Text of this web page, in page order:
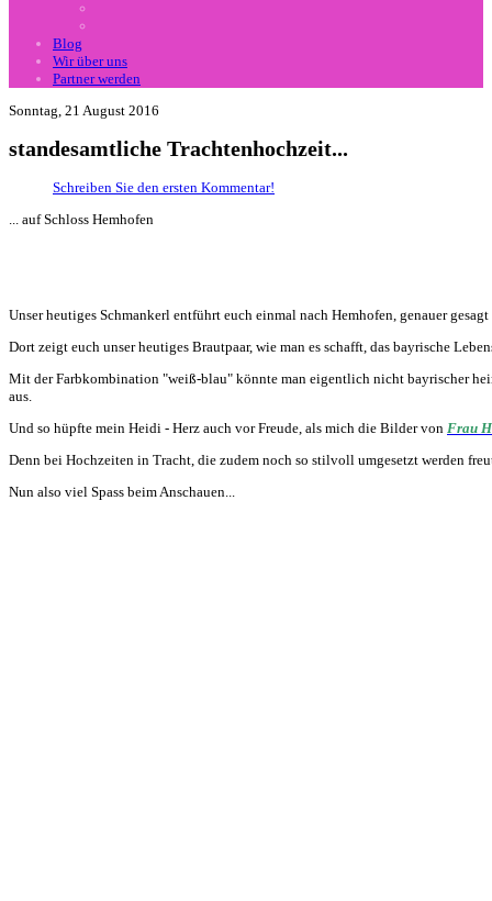
Blog
Wir über uns
Partner werden
Sonntag, 21 August 2016
standesamtliche Trachtenhochzeit...
Schreiben Sie den ersten Kommentar!
... auf Schloss Hemhofen
Unser heutiges Schmankerl entführt euch einmal nach Hemhofen, genauer
Dort zeigt euch unser heutiges Brautpaar, wie man es schafft, das bayrische
Mit der Farbkombination "weiß-blau" könnte man eigentlich nicht bayrischer
aus.
Und so hüpfte mein Heidi - Herz auch vor Freude, als mich die Bilder von Frau
Denn bei Hochzeiten in Tracht, die zudem noch so stilvoll umgesetzt werden
Nun also viel Spass beim Anschauen...